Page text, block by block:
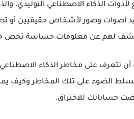
الذكاء الاصطناعي التوليدي،
أصوات وصور لأشخاص حقيقيين أو
يكشف لهم عن معلومات حساسة تخص
تتعرف على مخاطر الذكاء
الضوء على تلك المخاطر وكيف
حساباتك للاختراق.